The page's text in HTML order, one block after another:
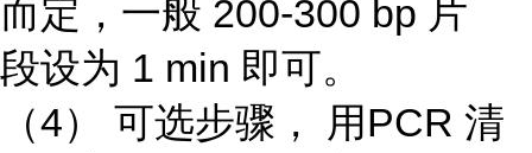
而定，一般 200-300 bp 片
段设为 1 min 即可。
（4） 可选步骤， 用PCR 清